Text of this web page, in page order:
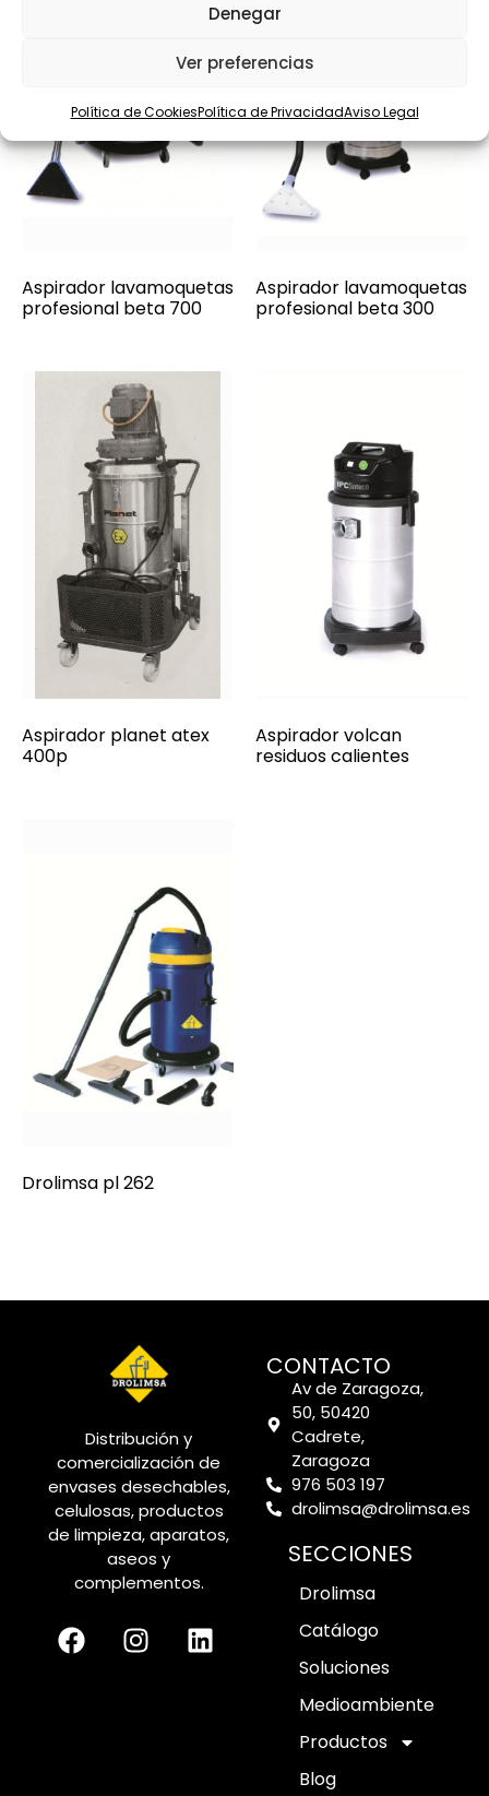
Denegar
Ver preferencias
Política de CookiesPolítica de PrivacidadAviso Legal
Aspirador lavamoquetas
profesional beta 700
Aspirador lavamoquetas
profesional beta 300
Aspirador planet atex
400p
Aspirador volcan
residuos calientes
Drolimsa pl 262
Distribución y
comercialización de
envases desechables,
celulosas, productos
de limpieza, aparatos,
aseos y
complementos.
CONTACTO
Av de Zaragoza,
50, 50420
Cadrete,
Zaragoza
976 503 197
drolimsa@drolimsa.es
SECCIONES
Drolimsa
Catálogo
Soluciones
Medioambiente
Productos
Blog